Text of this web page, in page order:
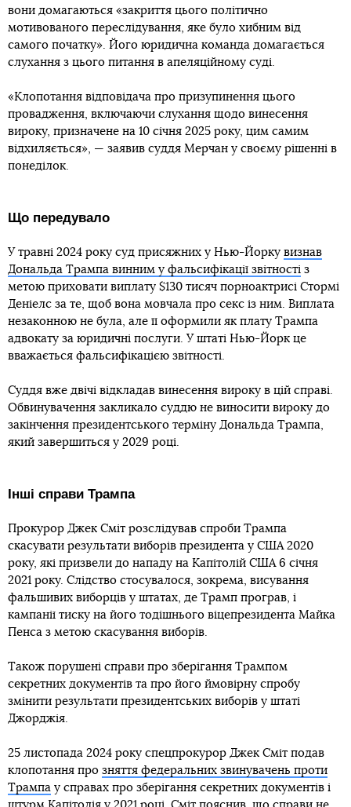
вони домагаються «закриття цього політично
мотивованого переслідування, яке було хибним від
самого початку». Його юридична команда домагається
слухання з цього питання в апеляційному суді.
«Клопотання відповідача про призупинення цього
провадження, включаючи слухання щодо винесення
вироку, призначене на 10 січня 2025 року, цим самим
відхиляється», — заявив суддя Мерчан у своєму рішенні в
понеділок.
Що передувало
У травні 2024 року суд присяжних у Нью-Йорку визнав
Дональда Трампа винним у фальсифікації звітності з
метою приховати виплату $130 тисяч порноактрисі Стормі
Деніелс за те, щоб вона мовчала про секс із ним. Виплата
незаконною не була, але її оформили як плату Трампа
адвокату за юридичні послуги. У штаті Нью-Йорк це
вважається фальсифікацією звітності.
Суддя вже двічі відкладав винесення вироку в цій справі.
Обвинувачення закликало суддю не виносити вироку до
закінчення президентського терміну Дональда Трампа,
який завершиться у 2029 році.
Інші справи Трампа
Прокурор Джек Сміт розслідував спроби Трампа
скасувати результати виборів президента у США 2020
року, які призвели до нападу на Капітолій США 6 січня
2021 року. Слідство стосувалося, зокрема, висування
фальшивих виборців у штатах, де Трамп програв, і
кампанії тиску на його тодішнього віцепрезидента Майка
Пенса з метою скасування виборів.
Також порушені справи про зберігання Трампом
секретних документів та про його ймовірну спробу
змінити результати президентських виборів у штаті
Джорджія.
25 листопада 2024 року спецпрокурор Джек Сміт подав
клопотання про зняття федеральних звинувачень проти
Трампа у справах про зберігання секретних документів і